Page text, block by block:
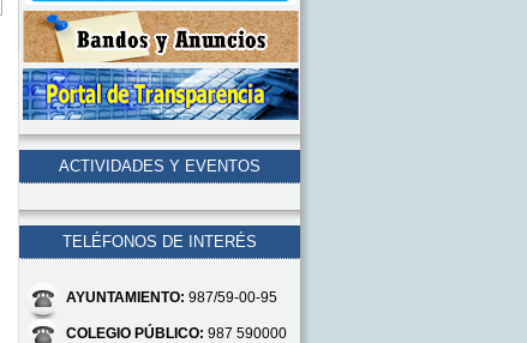
ACTIVIDADES Y EVENTOS
TELÉFONOS DE INTERÉS
AYUNTAMIENTO: 987/59-00-95
COLEGIO PÚBLICO: 987 590000